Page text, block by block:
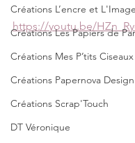
Créations L’encre et L'Image
Créations Les Papiers de
Créations Mes P’tits Ciseaux
Créations Papernova Design
Créations Scrap'Touch
DT Véronique
https://youtu.be/